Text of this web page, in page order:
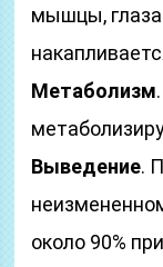
мышцы,
Метаболизм
Выведение.
около 90%